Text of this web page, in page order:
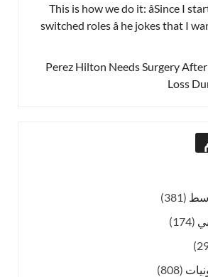
This is how we do it: âSince I
switched roles â he jokes that I
Perez Hilton Needs Surgery
Loss
(381)
(174)
(808)